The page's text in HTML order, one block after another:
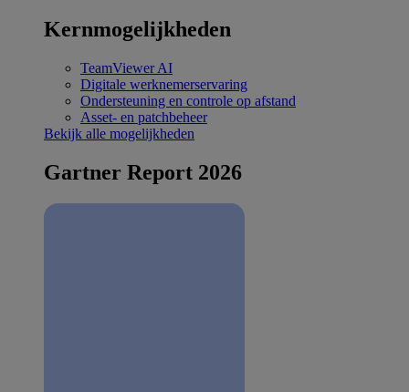
Kernmogelijkheden
TeamViewer AI
Digitale werknemerservaring
Ondersteuning en controle op afstand
Asset- en patchbeheer
Bekijk alle mogelijkheden
Gartner Report 2026